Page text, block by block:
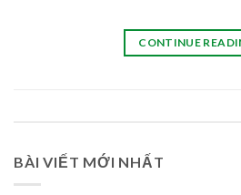
CONTINUE
BÀI VIẾT MỚI NHẤT